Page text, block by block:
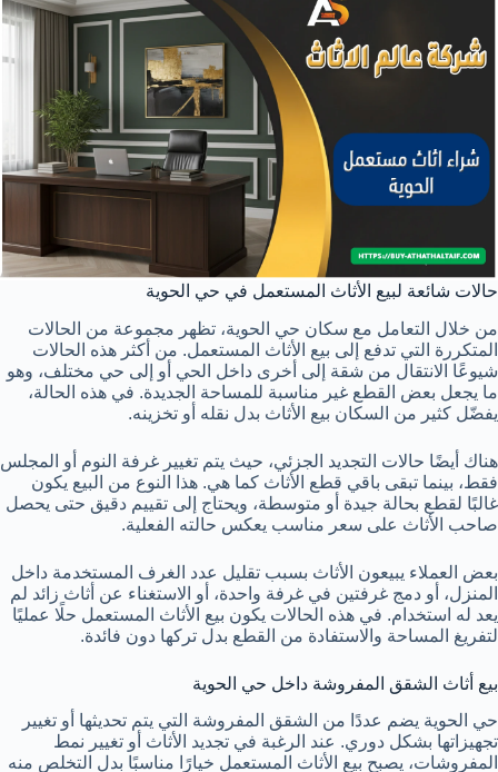
حالات شائعة لبيع الأثاث المستعمل في حي الحوية
من خلال التعامل مع سكان حي الحوية، تظهر مجموعة من الحالات
المتكررة التي تدفع إلى بيع الأثاث المستعمل. من أكثر هذه الحالات
شيوعًا الانتقال من شقة إلى أخرى داخل الحي أو إلى حي مختلف، وهو
ما يجعل بعض القطع غير مناسبة للمساحة الجديدة. في هذه الحالة،
يفضّل كثير من السكان بيع الأثاث بدل نقله أو تخزينه.
هناك أيضًا حالات التجديد الجزئي، حيث يتم تغيير غرفة النوم أو المجلس
فقط، بينما تبقى باقي قطع الأثاث كما هي. هذا النوع من البيع يكون
غالبًا لقطع بحالة جيدة أو متوسطة، ويحتاج إلى تقييم دقيق حتى يحصل
صاحب الأثاث على سعر مناسب يعكس حالته الفعلية.
بعض العملاء يبيعون الأثاث بسبب تقليل عدد الغرف المستخدمة داخل
المنزل، أو دمج غرفتين في غرفة واحدة، أو الاستغناء عن أثاث زائد لم
يعد له استخدام. في هذه الحالات يكون بيع الأثاث المستعمل حلًا عمليًا
لتفريغ المساحة والاستفادة من القطع بدل تركها دون فائدة.
بيع أثاث الشقق المفروشة داخل حي الحوية
حي الحوية يضم عددًا من الشقق المفروشة التي يتم تحديثها أو تغيير
تجهيزاتها بشكل دوري. عند الرغبة في تجديد الأثاث أو تغيير نمط
المفروشات، يصبح بيع الأثاث المستعمل خيارًا مناسبًا بدل التخلص منه